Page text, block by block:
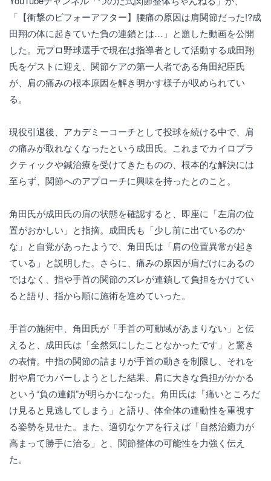
「【衝撃のビフォーアフター】腰痛の原因は肩関節だった!?成
田翔の体に起きていた負の連鎖とは…」と題した動画を公開
した。元プロ野球選手で現在は指導者として活動する成田翔
氏をゲストに迎え、関節ケアの第一人者である角田紀臣氏
が、肩の痛みの根本原因を解き明かす様子が収められてい
る。
現役引退後、アカデミーコーチとして投球を続ける中で、肩
の痛みが取れなくなったという成田氏。これまでカイロプラ
クティックや鍼治療を受けてきたものの、根本的な解決には
至らず、関節へのアプローチに興味を持ったとのこと。
角田氏が成田氏の肩の状態を確認すると、即座に「左肩の位
置がおかしい」と指摘。成田氏も「少し前に出ているのか
な」と自覚があったようで、角田氏は「肩の位置異常が起き
ている」と説明した。さらに、痛みの原因が肩だけにあるの
ではなく、指や手首の関節のズレが連鎖して負担をかけてい
ると語り、指から順に施術を進めていった。
手首の施術中、角田氏が「手首の可動域があまりない」と伝
えると、成田氏は「全然気にしたことなかったです」と驚き
の表情。中指の関節の詰まりが手首の動きを制限し、それを
肘や肩でカバーしようとした結果、肩に大きな負担がかかる
という“負の連鎖”が明らかになった。角田氏は「痛いところだ
け見ると見逃してしまう」と語り、体全体の連動性を重視す
る姿勢を見せた。また、適切なケアを行えば「自然治癒力が
高まって勝手に治る」と、関節整体の可能性を力強く伝え
た。